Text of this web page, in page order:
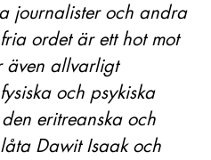
journalister och andra
ordet är ett hot mot
även allvarligt
och psykiska
eritreanska och
Dawit Isaak och